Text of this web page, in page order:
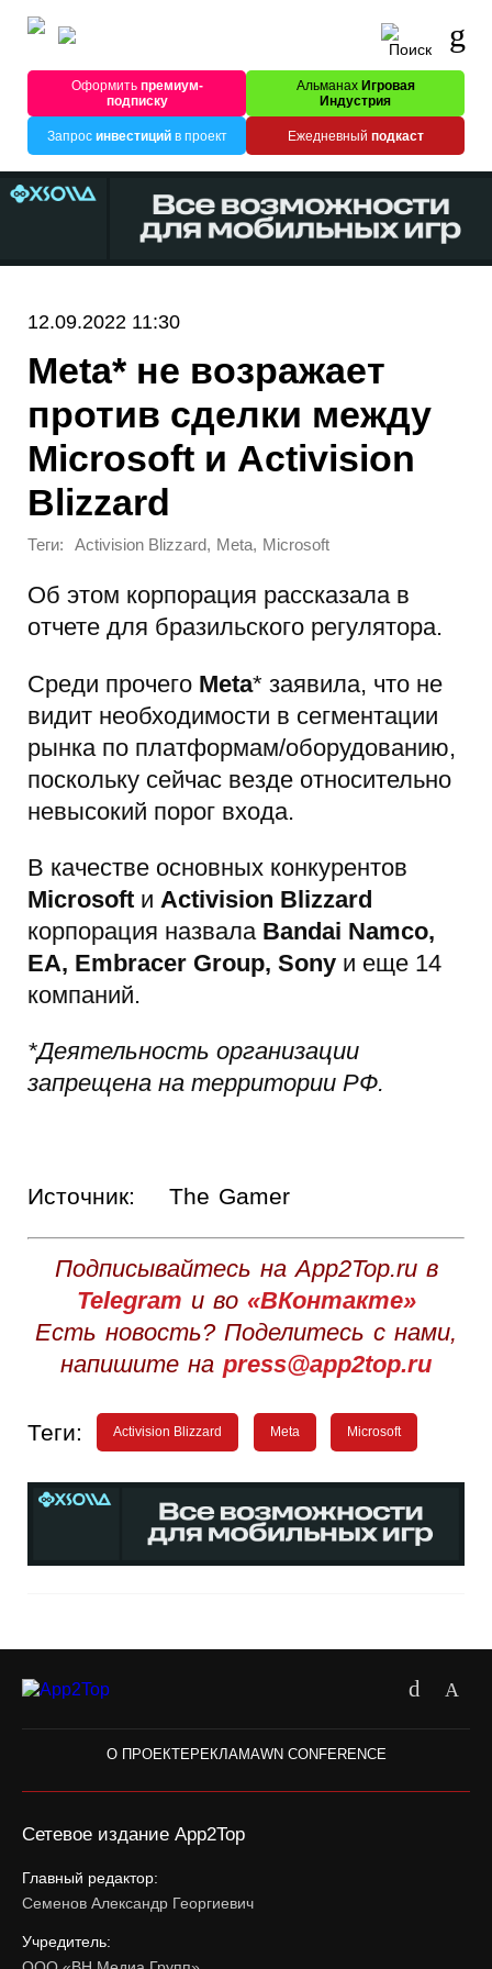
Оформитьпремиум-
подписку
Альманах Игровая
Индустрия
Запрос инвестицийв проект Ежедневный подкаст
12.09.2022 11:30
Meta* не возражает
против сделки между
Microsoft и Activision
Blizzard
Теги: Activision Blizzard, Meta, Microsoft
Об этом корпорация рассказала в
отчете для бразильского регулятора.
Среди прочего Meta* заявила, что не
видит необходимости в сегментации
рынка по платформам/оборудованию,
поскольку сейчас везде относительно
невысокий порог входа.
В качестве основных конкурентов
Microsoft и Activision Blizzard
корпорация назвала Bandai Namco,
EA, Embracer Group, Sony и еще 14
компаний.
*Деятельность организации
запрещена на территории РФ.
Источник: The Gamer
Подписывайтесь на App2Top.ru в
Telegram и во «ВКонтакте»
Есть новость? Поделитесь с нами,
напишите на press@app2top.ru
Теги: Activision Blizzard Meta Microsoft
О ПРОЕКТЕРЕКЛАМАWN CONFERENCE
Сетевое издание App2Top
Главный редактор:
Семенов Александр Георгиевич
Учредитель: